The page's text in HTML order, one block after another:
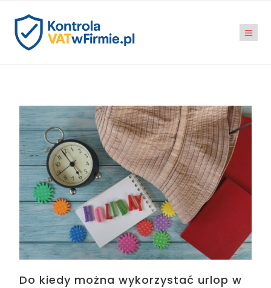
Do kiedy można wykorzystać urlop w